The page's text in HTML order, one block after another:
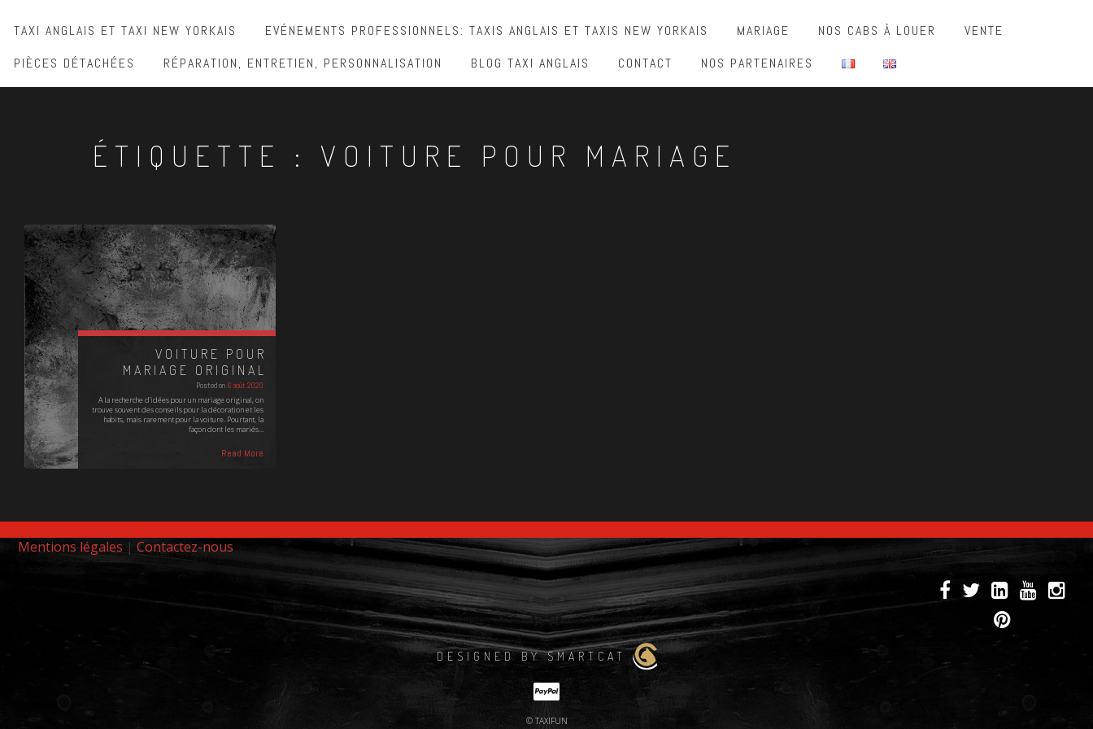
TAXI ANGLAIS ET TAXI NEW YORKAIS EVÉNEMENTS PROFESSIONNELS: TAXIS ANGLAIS ET TAXIS NEW YORKAIS MARIAGE NOS CABS À LOUER
VENTE
PIÈCES DÉTACHÉES
RÉPARATION, ENTRETIEN, PERSONNALISATION BLOG TAXI ANGLAIS CONTACT NOS PARTENAIRES
ÉTIQUETTE : VOITURE POUR MARIAGE
VOITURE POUR
MARIAGE ORIGINAL
Posted on 6 août 2020
A la recherche d'idées pour un mariage original, on
trouve souvent des conseils pour la décoration et les
habits, mais rarement pour la voiture. Pourtant, la
façon dont les mariés…
Read More
Mentions légales | Contactez-nous
DESIGNED BY SMARTCAT
© TAXIFUN